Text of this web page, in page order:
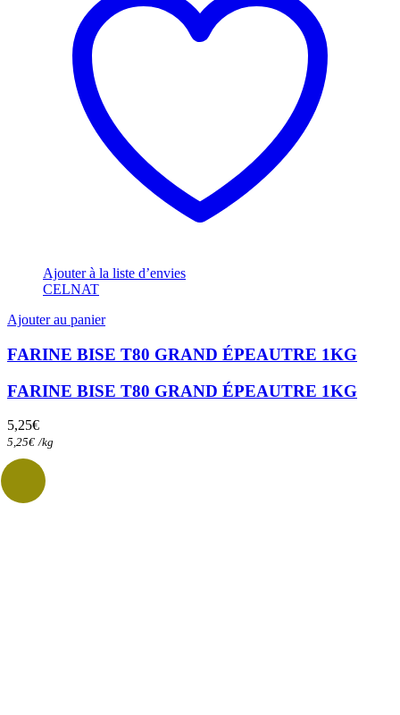
Ajouter à la liste d’envies
CELNAT
Ajouter au panier
FARINE BISE T80 GRAND ÉPEAUTRE 1KG
FARINE BISE T80 GRAND ÉPEAUTRE 1KG
5,25€
5,25€ /kg